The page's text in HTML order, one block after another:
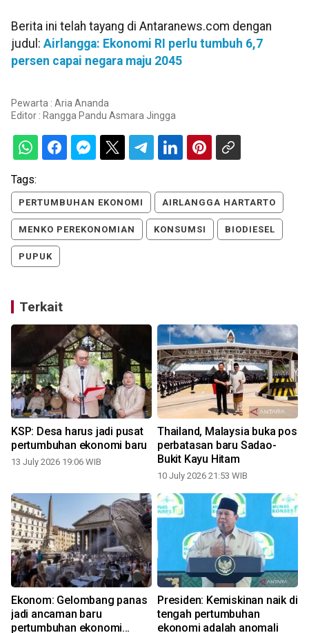
Berita ini telah tayang di Antaranews.com dengan
judul: Airlangga: Ekonomi RI perlu tumbuh 6,7
persen capai negara maju 2045
Pewarta : Aria Ananda
Editor : Rangga Pandu Asmara Jingga
Tags:
PERTUMBUHAN EKONOMI AIRLANGGA HARTARTO
MENKO PEREKONOMIAN KONSUMSI BIODIESEL
PUPUK
Terkait
KSP: Desa harus jadi pusat
pertumbuhan ekonomi baru
13 July 2026 19:06 WIB
Thailand, Malaysia buka pos
perbatasan baru Sadao-
Bukit Kayu Hitam
10 July 2026 21:53 WIB
Ekonom: Gelombang panas
jadi ancaman baru
pertumbuhan ekonomi
Presiden: Kemiskinan naik di
tengah pertumbuhan
ekonomi adalah anomali